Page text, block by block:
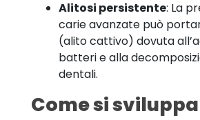
Alitosi persistente: La
carie avanzate può
(alito cattivo) dovuta
batteri e alla
dentali.
Come si